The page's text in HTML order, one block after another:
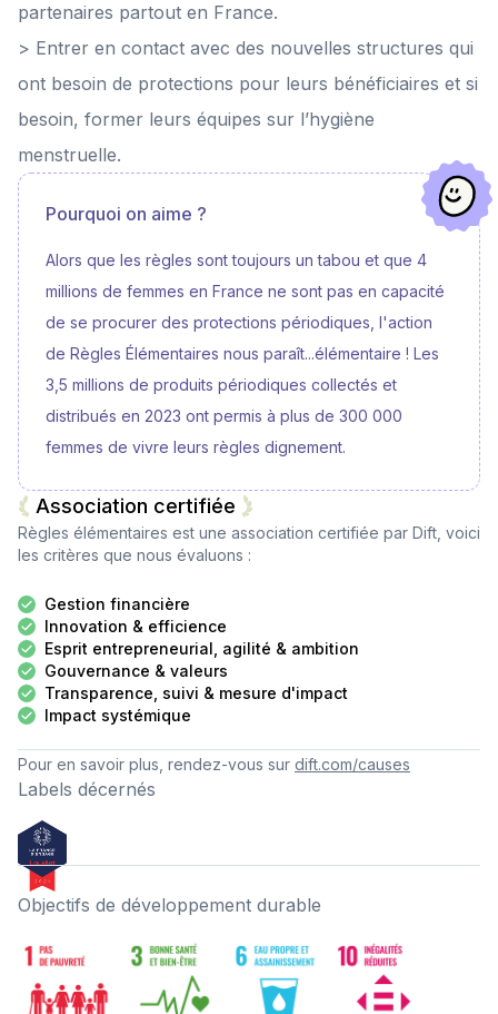
partenaires partout en France.
> Entrer en contact avec des nouvelles structures qui
ont besoin de protections pour leurs bénéficiaires et si
besoin, former leurs équipes sur l’hygiène
menstruelle.
Pourquoi on aime ?
Alors que les règles sont toujours un tabou et que 4
millions de femmes en France ne sont pas en capacité
de se procurer des protections périodiques, l'action
de Règles Élémentaires nous paraît...élémentaire ! Les
3,5 millions de produits périodiques collectés et
distribués en 2023 ont permis à plus de 300 000
femmes de vivre leurs règles dignement.
Association certifiée
Règles élémentaires est une association certifiée par Dift, voici
les critères que nous évaluons :
Gestion financière
Innovation & efficience
Esprit entrepreneurial, agilité & ambition
Gouvernance & valeurs
Transparence, suivi & mesure d'impact
Impact systémique
Pour en savoir plus, rendez-vous sur dift.com/causes
Labels décernés
Objectifs de développement durable